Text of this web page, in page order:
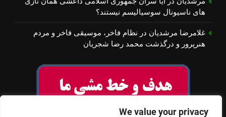
We value your privacy
های ناسیونال سوسیالیسم نیستند؟
غلامرضا مرشدیان در نظام فاخر، موسیقی فاخر و مردم
هنرپرور و درگذشت محمد رضا شجریان